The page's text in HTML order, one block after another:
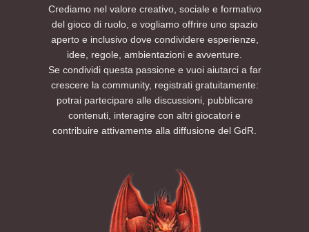
Crediamo nel valore creativo, sociale e formativo
del gioco di ruolo, e vogliamo offrire uno spazio
aperto e inclusivo dove condividere esperienze,
idee, regole, ambientazioni e avventure.
Se condividi questa passione e vuoi aiutarci a far
crescere la community, registrati gratuitamente:
potrai partecipare alle discussioni, pubblicare
contenuti, interagire con altri giocatori e
contribuire attivamente alla diffusione del GdR.